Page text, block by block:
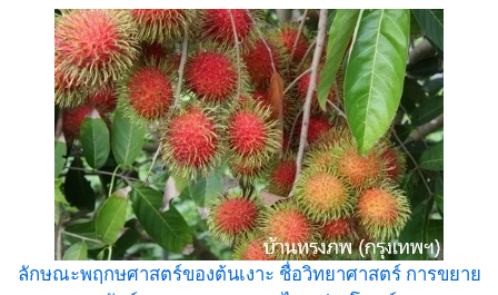
ลักษณะพฤกษศาสตร์ของต้นเงาะ ชื่อวิทยาศาสตร์ การขยาย